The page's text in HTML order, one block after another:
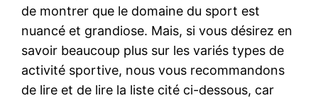
de montrer que le domaine du sport est
nuancé et grandiose. Mais, si vous désirez en
savoir beaucoup plus sur les variés types de
activité sportive, nous vous recommandons
de lire et de lire la liste cité ci-dessous, car